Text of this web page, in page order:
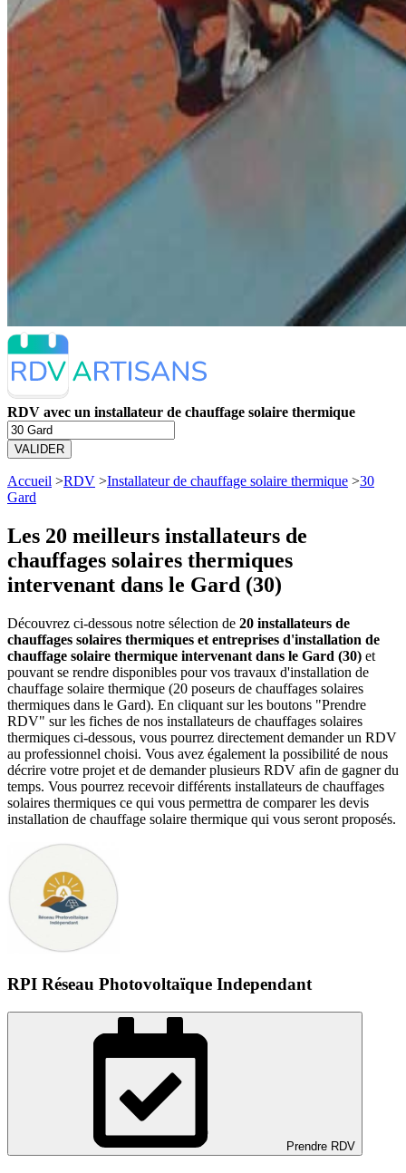
RDV avec un installateur de chauffage solaire thermique
VALIDER
Accueil >RDV >Installateur de chauffage solaire thermique >30
Gard
Les 20 meilleurs installateurs de
chauffages solaires thermiques
intervenant dans le Gard (30)
Découvrez ci-dessous notre sélection de 20 installateurs de
chauffages solaires thermiques et entreprises d'installation de
chauffage solaire thermique intervenant dans le Gard (30) et
pouvant se rendre disponibles pour vos travaux d'installation de
chauffage solaire thermique (20 poseurs de chauffages solaires
thermiques dans le Gard). En cliquant sur les boutons "Prendre
RDV" sur les fiches de nos installateurs de chauffages solaires
thermiques ci-dessous, vous pourrez directement demander un RDV
au professionnel choisi. Vous avez également la possibilité de nous
décrire votre projet et de demander plusieurs RDV afin de gagner du
temps. Vous pourrez recevoir différents installateurs de chauffages
solaires thermiques ce qui vous permettra de comparer les devis
installation de chauffage solaire thermique qui vous seront proposés.
RPI Réseau Photovoltaïque Independant
Prendre RDV